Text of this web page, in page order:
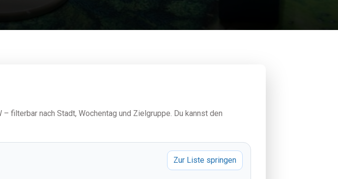
filterbar nach Stadt, Wochentag und Zielgruppe. Du kannst den
Zur Liste springen